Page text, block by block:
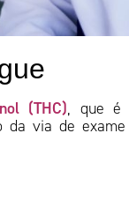
(THC), que é
via de